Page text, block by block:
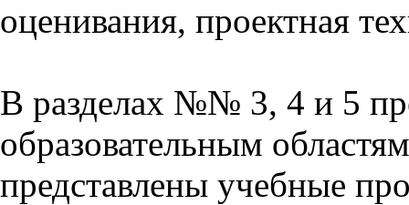
оценивания, проектная
В разделах №№ 3, 4 и 5
образовательным
представлены учебные